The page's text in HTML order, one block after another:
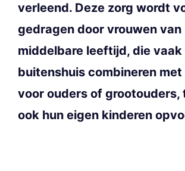
verleend. Deze zorg wordt
gedragen door vrouwen van
middelbare leeftijd, die
buitenshuis combineren met
voor ouders of grootouders,
ook hun eigen kinderen